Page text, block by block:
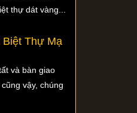
thự dát vàng...
Biệt Thự Mạ
và bàn giao
vậy, chúng